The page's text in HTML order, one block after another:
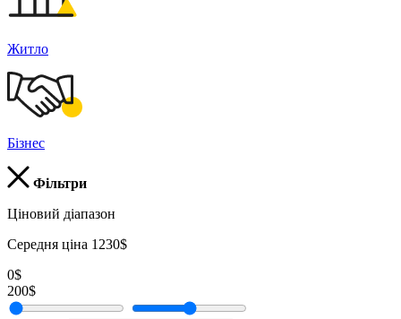
Житло
Бізнес
Фільтри
Ціновий діапазон
Середня ціна 1230$
0$
200$